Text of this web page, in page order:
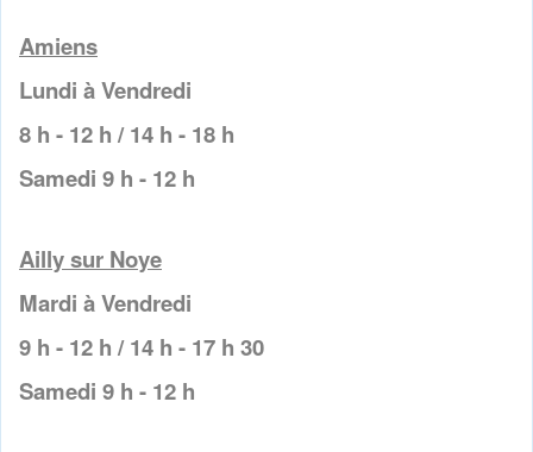
Amiens
Lundi à Vendredi
8 h - 12 h / 14 h - 18 h
Samedi 9 h - 12 h
Ailly sur Noye
Mardi à Vendredi
9 h - 12 h / 14 h - 17 h 30
Samedi 9 h - 12 h